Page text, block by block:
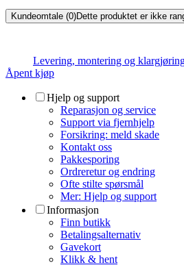
Kundeomtale (0)Dette produktet er ikke
Levering, montering og
Åpent kjøp
Hjelp og support
Reparasjon og service
Support via fjernhjelp
Forsikring: meld skade
Kontakt oss
Pakkesporing
Ordreretur og endring
Ofte stilte spørsmål
Mer: Hjelp og support
Informasjon
Finn butikk
Betalingsalternativ
Gavekort
Klikk & hent